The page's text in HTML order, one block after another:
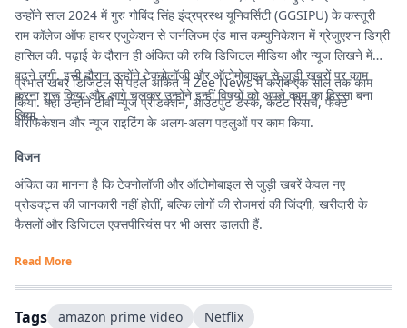
उन्होंने साल 2024 में गुरु गोबिंद सिंह इंद्रप्रस्थ यूनिवर्सिटी (GGSIPU) के कस्तूरी
राम कॉलेज ऑफ हायर एजुकेशन से जर्नलिज्म एंड मास कम्युनिकेशन में ग्रेजुएशन डिग्री
हासिल की. पढ़ाई के दौरान ही अंकित की रुचि डिजिटल मीडिया और न्यूज लिखने में
बढ़ने लगी. इसी दौरान उन्होंने टेक्नोलॉजी और ऑटोमोबाइल से जुड़ी खबरों पर काम
करना शुरू किया और आगे चलकर उन्होंने इन्हीं विषयों को अपने काम का हिस्सा बना
लिया.
प्रभात खबर डिजिटल से पहले अंकित ने Zee News में करीब एक साल तक काम
किया. यहां उन्होंने टीवी न्यूज प्रोडक्शन, आउटपुट डेस्क, कंटेंट रिसर्च, फैक्ट
वेरिफिकेशन और न्यूज राइटिंग के अलग-अलग पहलुओं पर काम किया.
विजन
अंकित का मानना है कि टेक्नोलॉजी और ऑटोमोबाइल से जुड़ी खबरें केवल नए
प्रोडक्ट्स की जानकारी नहीं होतीं, बल्कि लोगों की रोजमर्रा की जिंदगी, खरीदारी के
फैसलों और डिजिटल एक्सपीरियंस पर भी असर डालती हैं.
Read More
Tags amazon prime video Netflix